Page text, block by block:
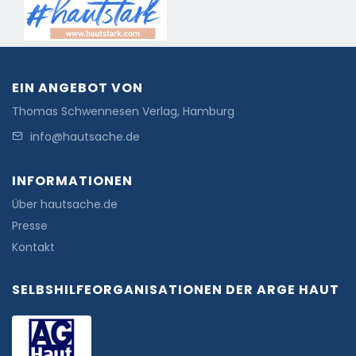
EIN ANGEBOT VON
Thomas Schwennesen Verlag, Hamburg
info@hautsache.de
INFORMATIONEN
Über hautsache.de
Presse
Kontakt
SELBSHILFEORGANISATIONEN DER ARGE HAUT